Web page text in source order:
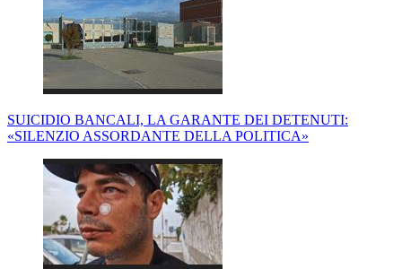
SUICIDIO BANCALI, LA GARANTE DEI DETENUTI:
«SILENZIO ASSORDANTE DELLA POLITICA»